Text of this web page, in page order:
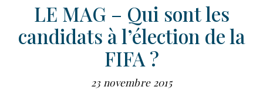
LE MAG – Qui sont les
candidats à l’élection de la
FIFA ?
23 novembre 2015